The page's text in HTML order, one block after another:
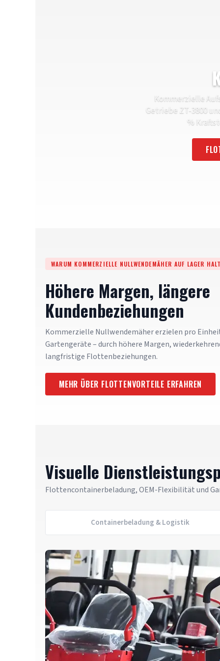
Kommerzielle
Getriebe ZT-3800
%
WARUM KOMMERZIELLE NULLWENDEMÄHER AUF LAGER
Höhere Margen, längere
Kundenbeziehungen
Kommerzielle Nullwendemäher erzielen pro
Gartengeräte – durch höhere Margen,
langfristige Flottenbeziehungen.
MEHR ÜBER FLOTTENVORTEILE ERFAHREN
Visuelle
Flottencontainerbeladung, OEM-Flexibilität und
Containerbeladung & Logistik